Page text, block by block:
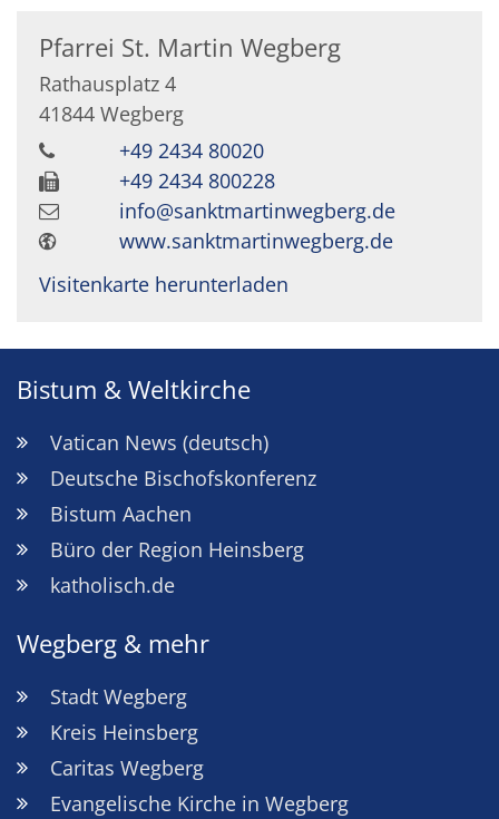
Pfarrei St. Martin Wegberg
Rathausplatz 4
41844 Wegberg
+49 2434 80020
+49 2434 800228
info@sanktmartinwegberg.de
www.sanktmartinwegberg.de
Visitenkarte herunterladen
Bistum & Weltkirche
Vatican News (deutsch)
Deutsche Bischofskonferenz
Bistum Aachen
Büro der Region Heinsberg
katholisch.de
Wegberg & mehr
Stadt Wegberg
Kreis Heinsberg
Caritas Wegberg
Evangelische Kirche in Wegberg